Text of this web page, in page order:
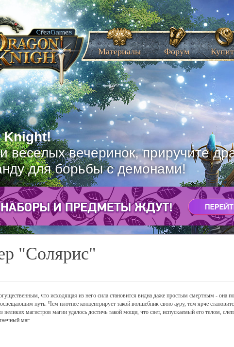
Knight!
веселых вечеринок, приручите
для борьбы с демонами!
Материалы Форум
"Солярис"
что исходящая из него сила становится видна даже простым смертным - она
путь. Чем плотнее концентрирует такой волшебник свою ауру, тем ярче
великих магистров магии удалось достичь такой мощи, что свет, испускаемый его телом,
маг.